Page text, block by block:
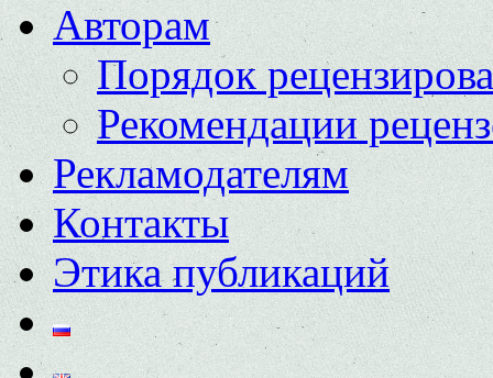
Авторам
Порядок
Рекомендации
Рекламодателям
Контакты
Этика публикаций